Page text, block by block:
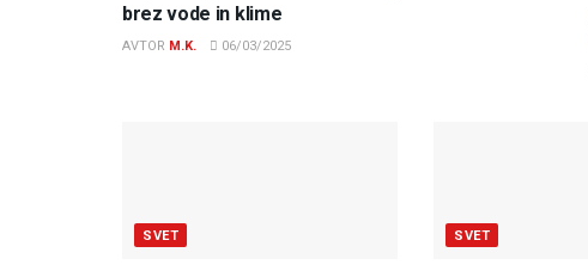
brez vode in klime
AVTOR M.K. 06/03/2025
SVET SVET